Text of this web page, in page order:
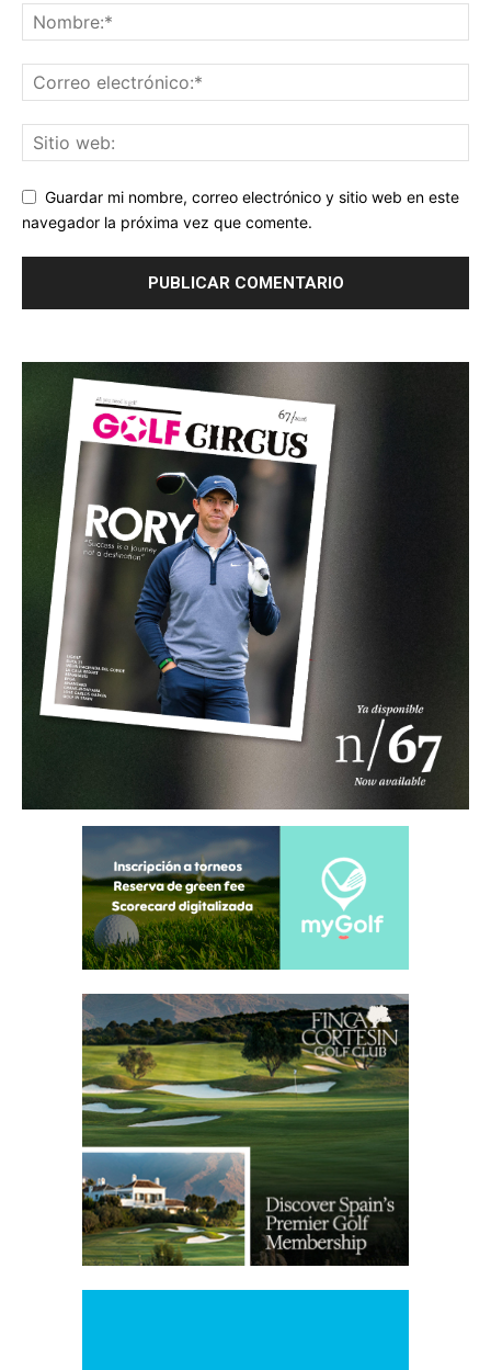
Guardar mi nombre, correo electrónico y sitio web en este
navegador la próxima vez que comente.